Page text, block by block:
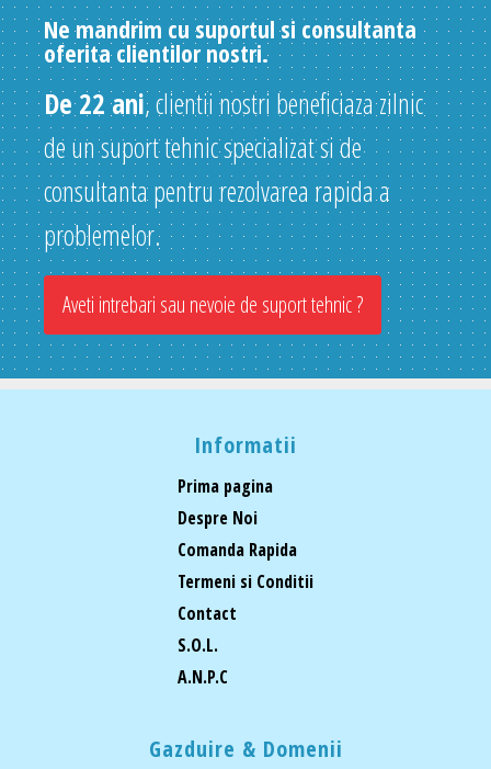
Ne mandrim cu suportul si consultanta
oferita clientilor nostri.
De 22 ani, clientii nostri beneficiaza zilnic
de un suport tehnic specializat si de
consultanta pentru rezolvarea rapida a
problemelor.
Aveti intrebari sau nevoie de suport tehnic ?
Informatii
Prima pagina
Despre Noi
Comanda Rapida
Termeni si Conditii
Contact
S.O.L.
A.N.P.C
Gazduire & Domenii